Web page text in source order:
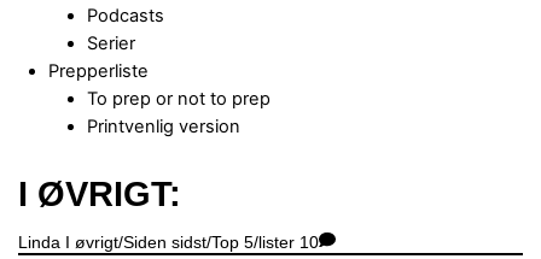
Podcasts
Serier
Prepperliste
To prep or not to prep
Printvenlig version
Close
Menu
I ØVRIGT:
Linda I øvrigt/Siden sidst/Top 5/lister 10